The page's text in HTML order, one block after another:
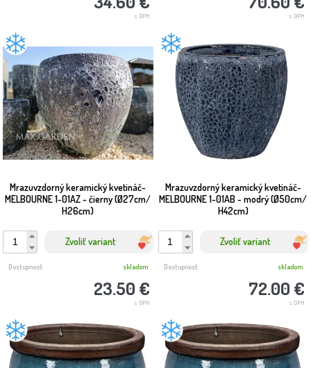
s DPH s DPH
Mrazuvzdorný keramický kvetináč-
MELBOURNE 1-01AZ - čierny (Ø27cm/
H26cm)
Zvoliť variant
23.50 €
s DPH
Dostupnosť: skladom
Mrazuvzdorný keramický kvetináč-
MELBOURNE 1-01AB - modrý (Ø50cm/
H42cm)
Zvoliť variant
72.00 €
s DPH
Dostupnosť: skladom